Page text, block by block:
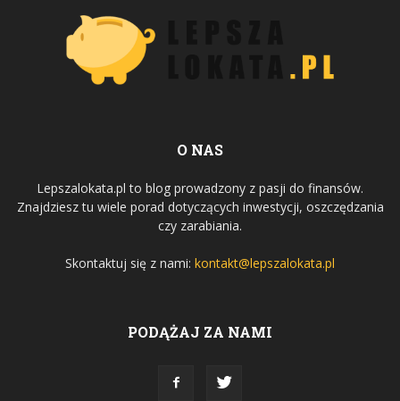
O NAS
Lepszalokata.pl to blog prowadzony z pasji do finansów.
Znajdziesz tu wiele porad dotyczących inwestycji, oszczędzania
czy zarabiania.
Skontaktuj się z nami: kontakt@lepszalokata.pl
PODĄŻAJ ZA NAMI